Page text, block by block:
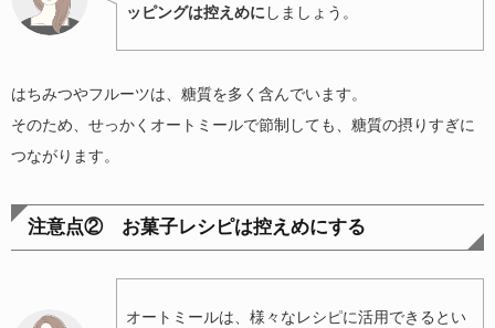
ッピングは控えめにしましょう。
はちみつやフルーツは、糖質を多く含んでいます。
そのため、せっかくオートミールで節制しても、糖質の摂りすぎに
つながります。
注意点② お菓子レシピは控えめにする
オートミールは、様々なレシピに活用できるとい